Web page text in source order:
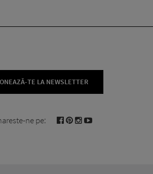
TE LA NEWSLETTER
ne pe: